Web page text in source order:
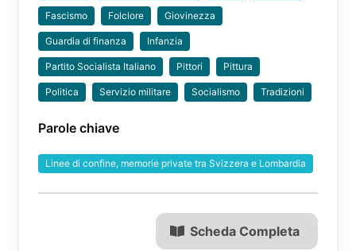
Fascismo Folclore Giovinezza
Guardia di finanza Infanzia
Partito Socialista Italiano Pittori Pittura
Politica Servizio militare Socialismo Tradizioni
Parole chiave
Linee di confine, memorie private tra Svizzera e Lombardia
Scheda Completa